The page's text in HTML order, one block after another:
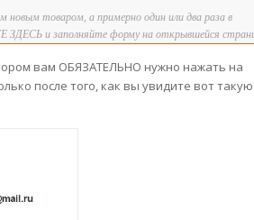
товаром, а примерно один или два раза в
ЗДЕСЬ и заполняйте форму на открывшейся
вам ОБЯЗАТЕЛЬНО нужно нажать на
после того, как вы увидите вот такую